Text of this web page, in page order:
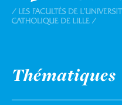
Thématiques